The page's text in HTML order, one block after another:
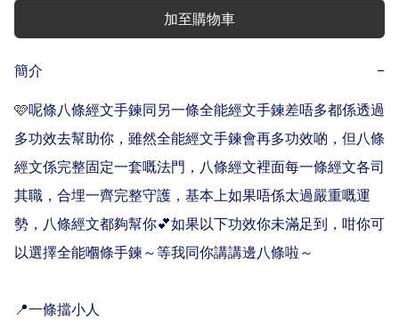
加至購物車
簡介
−
🩷呢條八條經文手鍊同另一條全能經文手鍊差唔多都係透過
多功效去幫助你，雖然全能經文手鍊會再多功效啲，但八條
經文係完整固定一套嘅法門，八條經文裡面每一條經文各司
其職，合埋一齊完整守護，基本上如果唔係太過嚴重嘅運
勢，八條經文都夠幫你💕如果以下功效你未滿足到，咁你可
以選擇全能嗰條手鍊～等我同你講講邊八條啦～
📍一條擋小人